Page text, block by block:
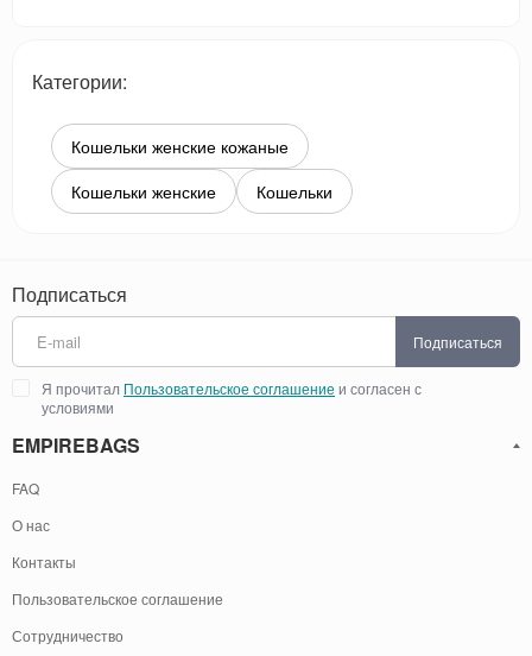
Категории:
Кошельки женские кожаные
Кошельки женские
Кошельки
Подписаться
Подписаться
Я прочитал Пользовательское соглашение и согласен с
условиями
EMPIREBAGS
FAQ
О нас
Контакты
Пользовательское соглашение
Сотрудничество